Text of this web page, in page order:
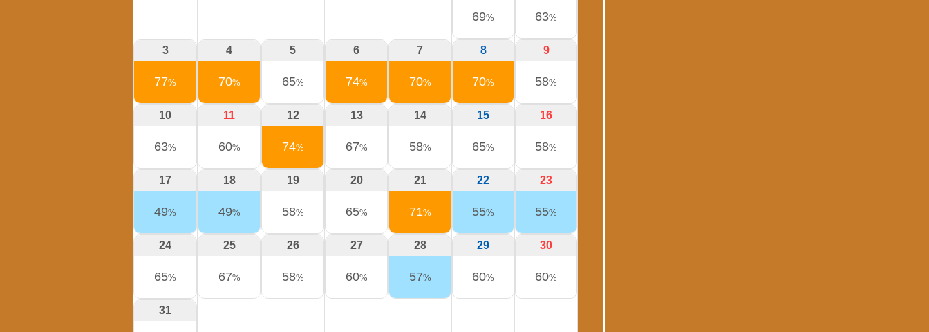
69% 63%
3
77%
4
70%
5
65%
6
74%
7
70%
8
70%
9
58%
10
63%
11
60%
12
74%
13
67%
14
58%
15
65%
16
58%
17
49%
18
49%
19
58%
20
65%
21
71%
22
55%
23
55%
24
65%
25
67%
26
58%
27
60%
28
57%
29
60%
30
60%
31